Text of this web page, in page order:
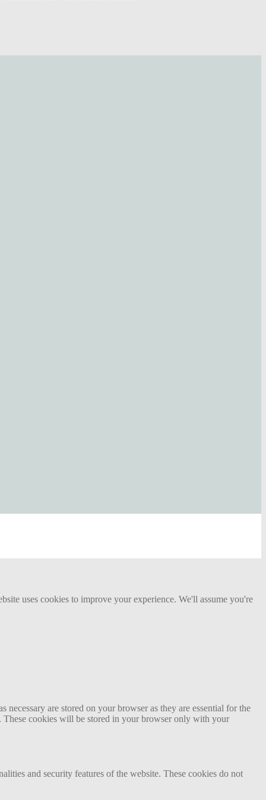
uses cookies to improve your experience. We'll assume you're
are stored on your browser as they are essential for the
These cookies will be stored in your browser only with your
and security features of the website. These cookies do not